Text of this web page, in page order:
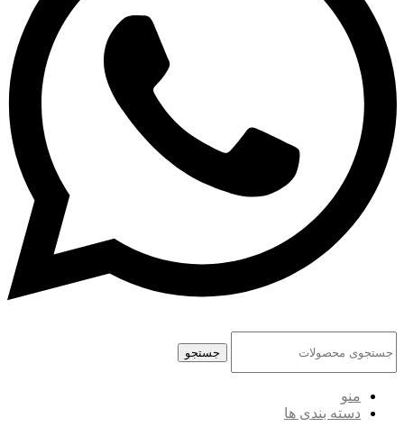
جستجو
منو
دسته بندی ها